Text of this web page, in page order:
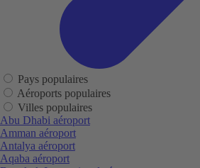
Pays populaires
Aéroports populaires
Villes populaires
Abu Dhabi aéroport
Amman aéroport
Antalya aéroport
Aqaba aéroport